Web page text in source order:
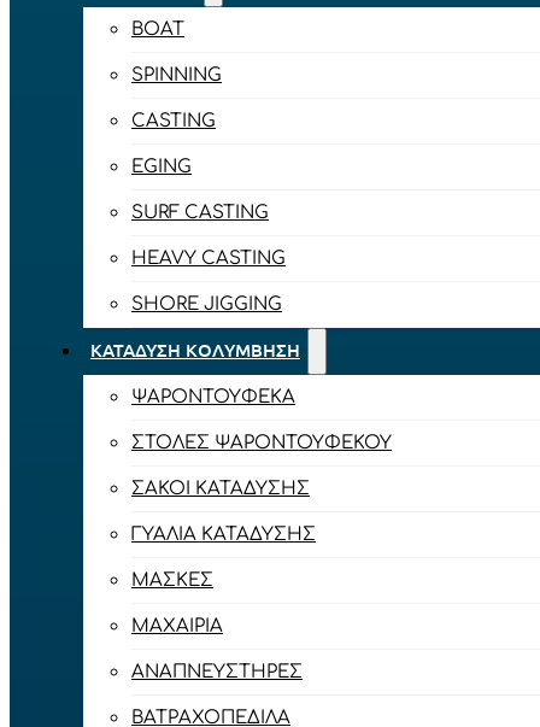
BOAT
SPINNING
CASTING
EGING
SURF CASTING
HEAVY CASTING
SHORE JIGGING
ΚΑΤΆΔΥΣΗ ΚΟΛΎΜΒΗΣΗ
ΨΑΡΟΝΤΟΎΦΕΚΑ
ΣΤΟΛΈΣ ΨΑΡΟΝΤΟΎΦΕΚΟΥ
ΣΆΚΟΙ ΚΑΤΆΔΥΣΗΣ
ΓΥΑΛΙΆ ΚΑΤΆΔΥΣΗΣ
ΜΆΣΚΕΣ
ΜΑΧΑΊΡΙΑ
ΑΝΑΠΝΕΥΣΤΉΡΕΣ
ΒΑΤΡΑΧΟΠΈΔΙΛΑ